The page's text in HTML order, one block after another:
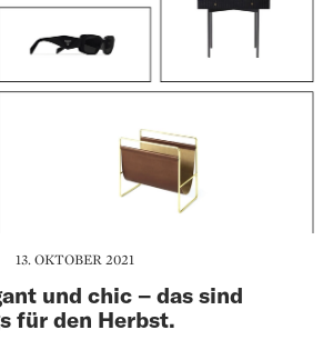
13. OKTOBER 2021
und chic – das sind
für den Herbst.